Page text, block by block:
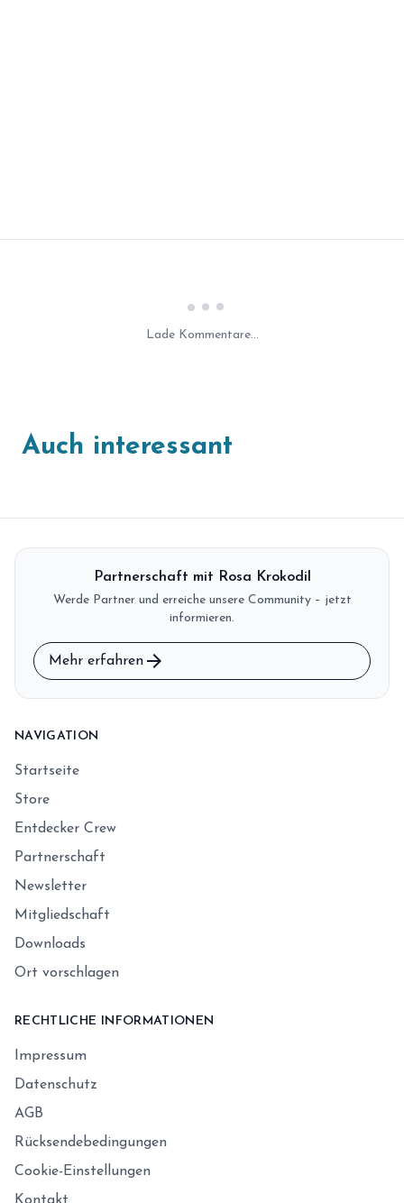
Lade Kommentare...
Auch interessant
Partnerschaft mit Rosa Krokodil
Werde Partner und erreiche unsere Community – jetzt
informieren.
Mehr erfahren arrow_forward
NAVIGATION
Startseite
Store
Entdecker Crew
Partnerschaft
Newsletter
Mitgliedschaft
Downloads
Ort vorschlagen
RECHTLICHE INFORMATIONEN
Impressum
Datenschutz
AGB
Rücksendebedingungen
Cookie-Einstellungen